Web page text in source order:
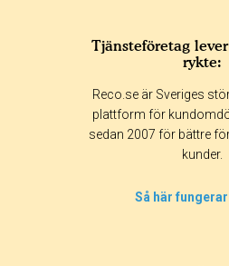
Tjänsteföretag
rykte:
Reco.se är Sveriges
plattform för
sedan 2007 för bättre
kunder.
Så här fungerar